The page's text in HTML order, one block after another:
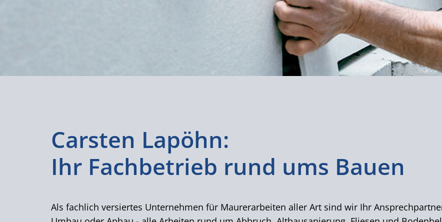
Carsten Lapöhn:
Ihr Fachbetrieb rund ums Bauen
Als fachlich versiertes Unternehmen für Maurerarbeiten aller Art sind wir Ihr